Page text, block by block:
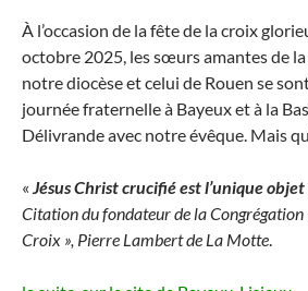
À l’occasion de la fête de la croix
octobre 2025, les sœurs amantes de
notre diocèse et celui de Rouen se
journée fraternelle à Bayeux et à la
Délivrande avec notre évêque. Mais
« Jésus Christ crucifié est l’unique
Citation du fondateur de la Congrégation
Croix », Pierre Lambert de La Motte